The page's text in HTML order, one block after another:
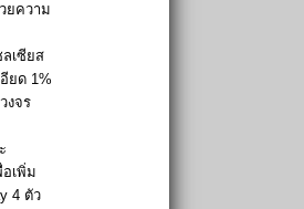
ยความ
เซียส
ยด 1%
งจร
เพิ่ม
4 ตัว